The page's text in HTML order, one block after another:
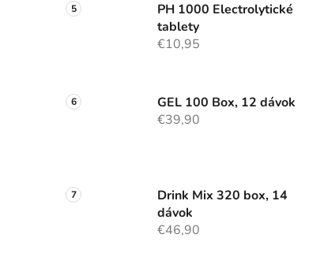
PH 1000 Electrolytické
tablety
€10,95
GEL 100 Box, 12 dávok
€39,90
Drink Mix 320 box, 14
dávok
€46,90